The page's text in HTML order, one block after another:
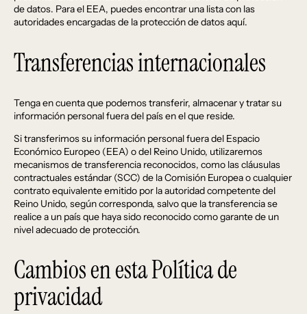
de datos. Para el EEA, puedes encontrar una lista con las
autoridades encargadas de la protección de datosaquí.
Transferencias internacionales
Tenga en cuenta que podemos transferir, almacenar y tratar su
información personal fuera del país en el que reside.
Si transferimos su información personal fuera del Espacio
Económico Europeo (EEA) o del Reino Unido, utilizaremos
mecanismos de transferencia reconocidos, como las cláusulas
contractuales estándar (SCC) de la Comisión Europea o cualquier
contrato equivalente emitido por la autoridad competente del
Reino Unido, según corresponda, salvo que la transferencia se
realice a un país que haya sido reconocido como garante de un
nivel adecuado de protección.
Cambios en esta Política de
privacidad